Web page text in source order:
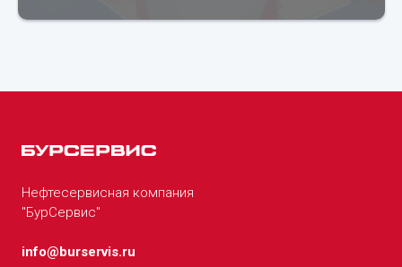
Нефтесервисная компания
"БурСервис"
info@burservis.ru